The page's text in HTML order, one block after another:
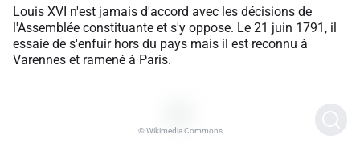
Louis XVI n'est jamais d'accord avec les décisions de
l'Assemblée constituante et s'y oppose. Le 21 juin 1791, il
essaie de s'enfuir hors du pays mais il est reconnu à
Varennes et ramené à Paris.
© Wikimedia Commons